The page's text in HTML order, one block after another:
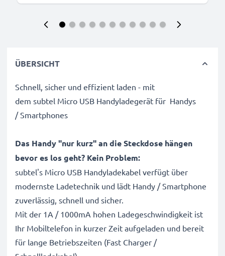
ÜBERSICHT
Schnell, sicher und effizient laden - mit
dem subtel Micro USB Handyladegerät für Handys
/ Smartphones
Das Handy "nur kurz" an die Steckdose hängen
bevor es los geht? Kein Problem:
subtel's Micro USB Handyladekabel verfügt über
modernste Ladetechnik und lädt Handy / Smartphone
zuverlässig, schnell und sicher.
Mit der 1A / 1000mA hohen Ladegeschwindigkeit ist
Ihr Mobiltelefon in kurzer Zeit aufgeladen und bereit
für lange Betriebszeiten (Fast Charger /